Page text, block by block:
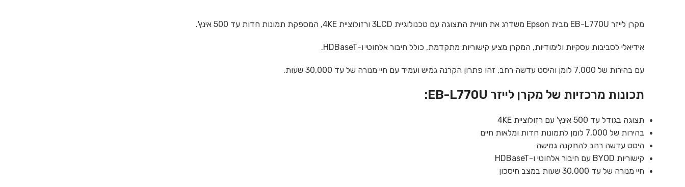
מקרן לייזר EB-L770U מבית Epson משדרג את חוויית התצוגה עם טכנולוגיית 3LCD ורזולוציית 4KE, המספקת תמונות חדות עד 500 אינץ'.
אידיאלי לסביבות עסקיות ולימודיות, המקרן מציע קישוריות מתקדמת, כולל חיבור אלחוטי ו-HDBaseT.
עם בהירות של 7,000 לומן והיסט עדשה רחב, זהו פתרון הקרנה גמיש ועמיד עם חיי מנורה של עד 30,000 שעות.
תכונות מרכזיות של מקרן לייזר EB-L770U:
תצוגה בגודל עד 500 אינץ' עם רזולוציית 4KE
בהירות של 7,000 לומן לתמונות חדות ומלאות חיים
היסט עדשה רחב להתקנה גמישה
קישוריות BYOD עם חיבור אלחוטי ו-HDBaseT
חיי מנורה של עד 30,000 שעות במצב חיסכון